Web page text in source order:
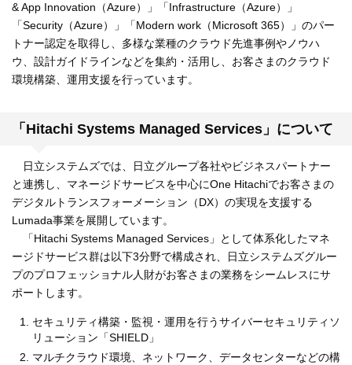
& App Innovation（Azure）」「Infrastructure（Azure）」
「Security（Azure）」「Modern work（Microsoft 365）」のパー
トナー認定を取得し、多様な業種のクラウド先進事例やノウハ
ウ、設計ガイドラインなどを集約・活用し、お客さまのクラウド
環境構築、運用支援を行っています。
「Hitachi Systems Managed Services」について
日立システムズでは、日立グループ各社やビジネスパートナー
と連携し、マネージドサービスを中心にOne Hitachiでお客さまの
デジタルトランスフォーメーション（DX）の実現を支援する
Lumada事業を展開しています。
「Hitachi Systems Managed Services」として体系化したマネ
ージドサービス群は以下3分野で構成され、日立システムズグルー
プのプロフェッショナル人財がお客さまの業務をシームレスにサ
ポートします。
セキュリティ構築・監視・運用を行うサイバーセキュリティソ
リューション「SHIELD」
マルチクラウド環境、ネットワーク、データセンターなどの構